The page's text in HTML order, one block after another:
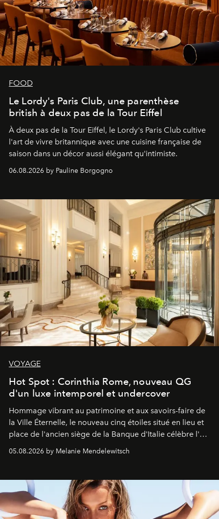
FOOD
Le Lordy's Paris Club, une parenthèse
british à deux pas de la Tour Eiffel
À deux pas de la Tour Eiffel, le Lordy's Paris Club cultive
l'art de vivre britannique avec une cuisine française de
saison dans un décor aussi élégant qu'intimiste.
06.08.2026 by Pauline Borgogno
VOYAGE
Hot Spot : Corinthia Rome, nouveau QG
d'un luxe intemporel et undercover
Hommage vibrant au patrimoine et aux savoirs-faire de
la Ville Éternelle, le nouveau cinq étoiles situé en lieu et
place de l'ancien siège de la Banque d'Italie célèbre l'art
05.08.2026 by Melanie Mendelewitsch